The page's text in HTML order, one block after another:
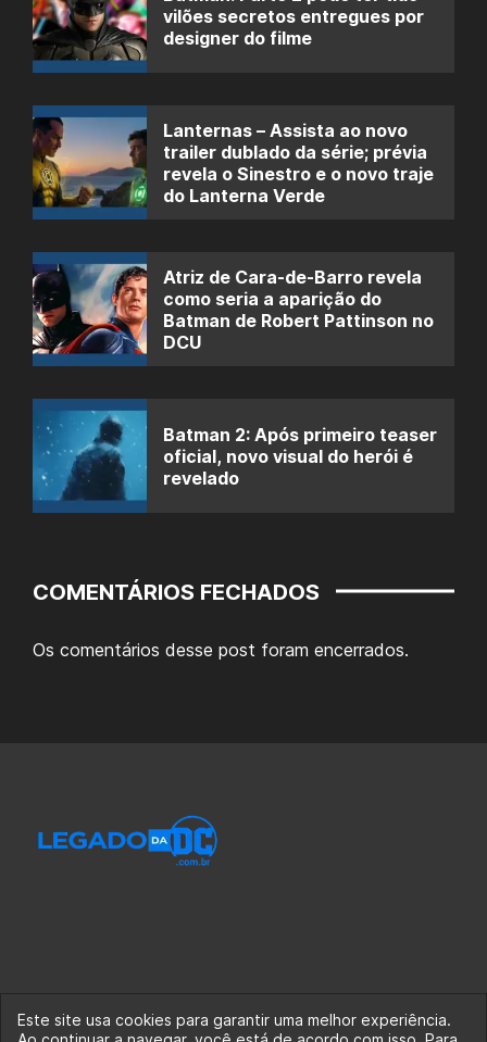
vilões secretos entregues por
designer do filme
Lanternas – Assista ao novo
trailer dublado da série; prévia
revela o Sinestro e o novo traje
do Lanterna Verde
Atriz de Cara-de-Barro revela
como seria a aparição do
Batman de Robert Pattinson no
DCU
Batman 2: Após primeiro teaser
oficial, novo visual do herói é
revelado
COMENTÁRIOS FECHADOS
Os comentários desse post foram encerrados.
Este site usa cookies para garantir uma melhor experiência.